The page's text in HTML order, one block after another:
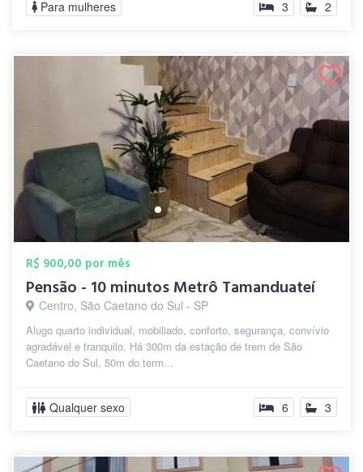
Para mulheres 3 2
R$ 900,00 por mês
Pensão - 10 minutos Metrô Tamanduateí
Centro, São Caetano do Sul - SP
Alugo quarto individual, mobiliado, conforto, segurança, convívio
agradável e tranquilo. Há 300m da estação de trem de São
Caetano do Sul, 50m do term...
Qualquer sexo 6 3